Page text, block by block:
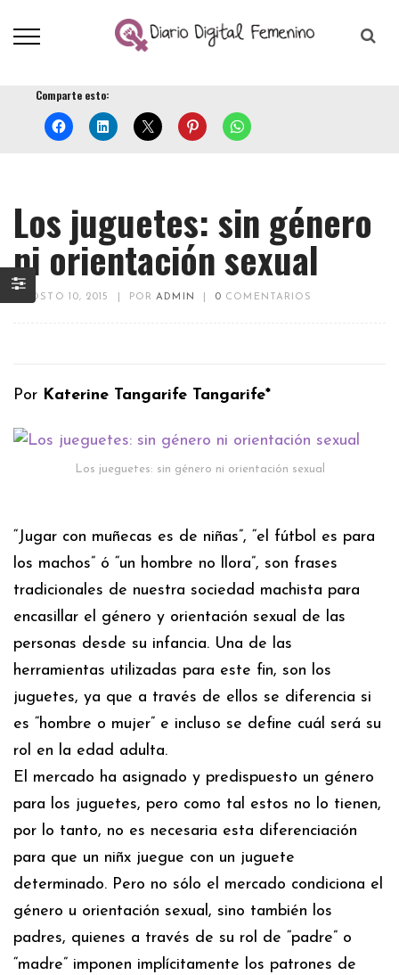
Comparte esto:
Los juguetes: sin género
ni orientación sexual
AGOSTO 10, 2015 PORADMIN 0 COMENTARIOS
Por Katerine Tangarife Tangarife*
Los jueguetes: sin género ni orientación sexual
“Jugar con muñecas es de niñas”, “el fútbol es para
los machos” ó “un hombre no llora”, son frases
tradicionales de nuestra sociedad machista para
encasillar el género y orientación sexual de las
personas desde su infancia. Una de las
herramientas utilizadas para este fin, son los
juguetes, ya que a través de ellos se diferencia si
es “hombre o mujer” e incluso se define cuál será su
rol en la edad adulta.
El mercado ha asignado y predispuesto un género
para los juguetes, pero como tal estos no lo tienen,
por lo tanto, no es necesaria esta diferenciación
para que un niñx juegue con un juguete
determinado. Pero no sólo el mercado condiciona el
género u orientación sexual, sino también los
padres, quienes a través de su rol de “padre” o
“madre” imponen implícitamente los patrones de